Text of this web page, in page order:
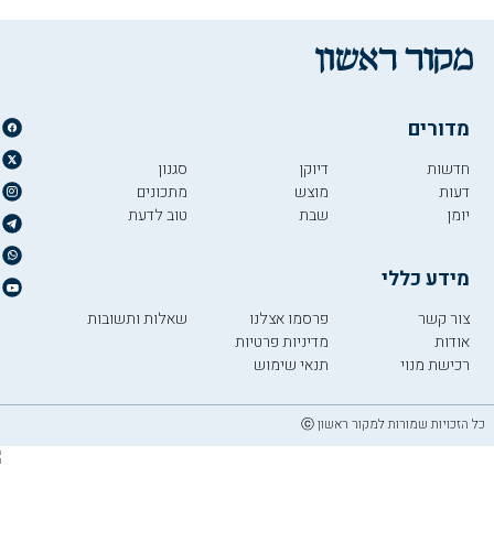
מדורים
חדשות
דעות
יומן
דיוקן
מוצש
שבת
סגנון
מתכונים
טוב לדעת
מידע כללי
צור קשר
אודות
רכישת מנוי
פרסמו אצלנו
מדיניות פרטיות
תנאי שימוש
שאלות ותשובות
כל הזכויות שמורות למקור ראשון ⓒ